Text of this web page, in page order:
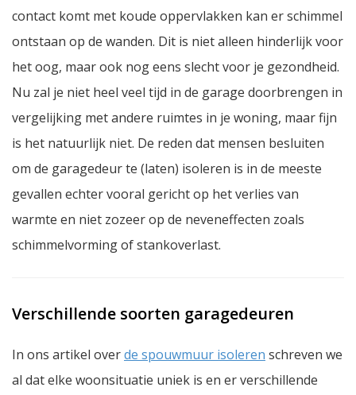
contact komt met koude oppervlakken kan er schimmel
ontstaan op de wanden. Dit is niet alleen hinderlijk voor
het oog, maar ook nog eens slecht voor je gezondheid.
Nu zal je niet heel veel tijd in de garage doorbrengen in
vergelijking met andere ruimtes in je woning, maar fijn
is het natuurlijk niet. De reden dat mensen besluiten
om de garagedeur te (laten) isoleren is in de meeste
gevallen echter vooral gericht op het verlies van
warmte en niet zozeer op de neveneffecten zoals
schimmelvorming of stankoverlast.
Verschillende soorten garagedeuren
In ons artikel overde spouwmuur isoleren schreven we
al dat elke woonsituatie uniek is en er verschillende